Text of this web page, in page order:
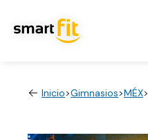
Inicio>Gimnasios>MÉX>